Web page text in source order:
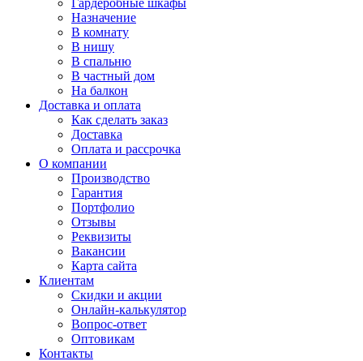
Гардеробные шкафы
Назначение
В комнату
В нишу
В спальню
В частный дом
На балкон
Доставка и оплата
Как сделать заказ
Доставка
Оплата и рассрочка
О компании
Производство
Гарантия
Портфолио
Отзывы
Реквизиты
Вакансии
Карта сайта
Клиентам
Скидки и акции
Онлайн-калькулятор
Вопрос-ответ
Оптовикам
Контакты